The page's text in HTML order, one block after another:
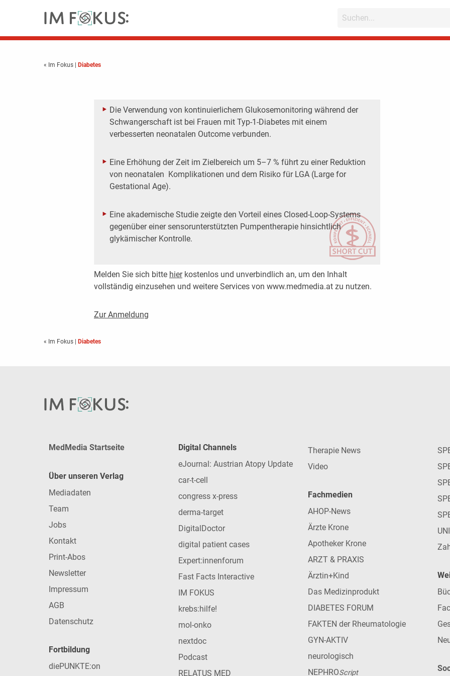
« Im Fokus Diabetes
Die Verwendung von kontinuierlichem Glukosemonitoring während der
Schwangerschaft ist bei Frauen mit Typ-1-Diabetes mit einem
verbesserten neonatalen Outcome verbunden.
Eine Erhöhung der Zeit im Zielbereich um 5–7 % führt zu einer Reduktion
von neonatalen ­ Komplikationen und dem Risiko für LGA (Large for
Gestational Age).
Eine akademische Studie zeigte den Vorteil eines Closed-Loop-Systems
gegenüber einer sensorunterstützten Pumpentherapie hinsichtlich
glykämischer Kontrolle.
Melden Sie sich bitte hierkostenlos und unverbindlich an, um den Inhalt
vollständig einzusehen und weitere Services von www.medmedia.at zu nutzen.
Zur Anmeldung
« Im Fokus Diabetes
MedMedia Startseite
Über unseren Verlag
Mediadaten
Team
Jobs
Kontakt
Print-Abos
Newsletter
Impressum
AGB
Datenschutz
Fortbildung
diePUNKTE:on
Digital Channels
eJournal: Austrian Atopy Update
car-t-cell
congress x-press
derma-target
DigitalDoctor
digital patient cases
Expert:innenforum
Fast Facts Interactive
IM FOKUS
krebs:hilfe!
mol-onko
nextdoc
Podcast
RELATUS MED
Therapie News
Video
Fachmedien
AHOP-News
Ärzte Krone
Apotheker Krone
ARZT & PRAXIS
Ärztin+Kind
Das Medizinprodukt
DIABETES FORUM
FAKTEN der Rheumatologie
GYN-AKTIV
neurologisch
NEPHROScript